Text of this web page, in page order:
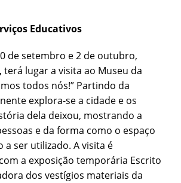
Educativos
de setembro e 2 de outubro,
terá lugar a visita ao Museu da
todos nós!” Partindo da
explora-se a cidade e os
dela deixou, mostrando a
e da forma como o espaço
ser utilizado. A visita é
a exposição temporária Escrito
dos vestígios materiais da